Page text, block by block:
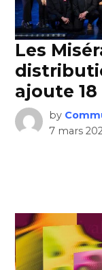
Les
ajoute
by
7 mars